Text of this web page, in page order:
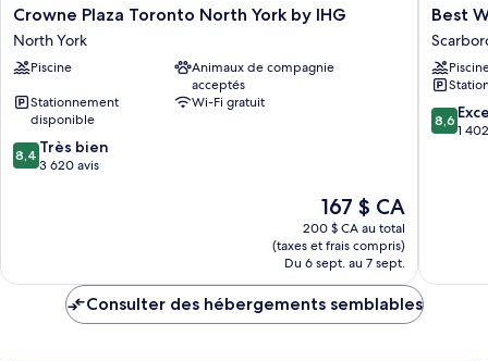
Crowne
Plaza
Toronto
North
by
IHG
North
York
Crowne Plaza Toronto North York by IHG
North York
Piscine
Animaux de compagnie
acceptés
Stationnement
disponible
Wi-Fi gratuit
8.4
sur
8,4 Très bien
3 620 avis
Le
prix
est
de
167 $ CA
167 $ CA
200 $ CA au total
(taxes et frais compris)
Du 6 sept. au 7 sept.
Best
Western
Plus
Inn
Best
8.6
sur
8,6
1
Consulter des hébergements semblables